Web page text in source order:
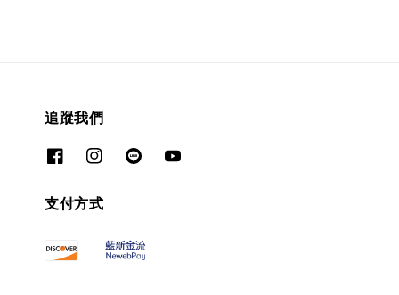
追蹤我們
支付方式